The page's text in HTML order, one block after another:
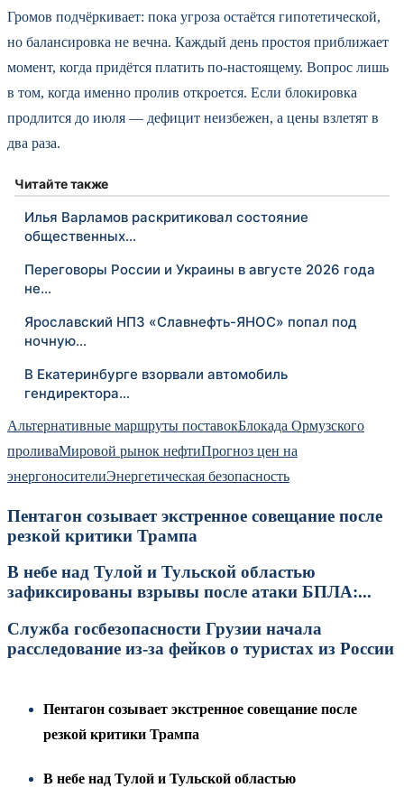
Громов подчёркивает: пока угроза остаётся гипотетической,
но балансировка не вечна. Каждый день простоя приближает
момент, когда придётся платить по-настоящему. Вопрос лишь
в том, когда именно пролив откроется. Если блокировка
продлится до июля — дефицит неизбежен, а цены взлетят в
два раза.
Читайте также
Илья Варламов раскритиковал состояние
общественных…
Переговоры России и Украины в августе 2026 года
не…
Ярославский НПЗ «Славнефть-ЯНОС» попал под
ночную…
В Екатеринбурге взорвали автомобиль
гендиректора…
Альтернативные маршруты поставокБлокада Ормузского
проливаМировой рынок нефтиПрогноз цен на
энергоносителиЭнергетическая безопасность
Пентагон созывает экстренное совещание после
резкой критики Трампа
В небе над Тулой и Тульской областью
зафиксированы взрывы после атаки БПЛА:...
Служба госбезопасности Грузии начала
расследование из-за фейков о туристах из России
Пентагон созывает экстренное совещание после
резкой критики Трампа
В небе над Тулой и Тульской областью